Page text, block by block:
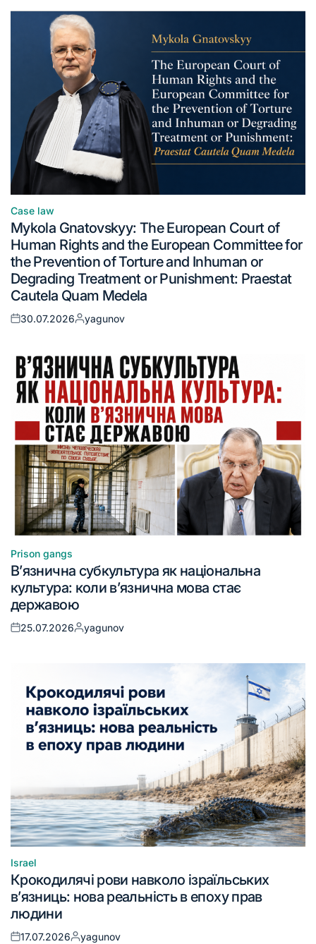
Case law
Mykola Gnatovskyy: The European Court of
Human Rights and the European Committee for
the Prevention of Torture and Inhuman or
Degrading Treatment or Punishment: Praestat
Cautela Quam Medela
30.07.2026 yagunov
Prison gangs
В’язнична субкультура як національна
культура: коли в’язнична мова стає
державою
25.07.2026 yagunov
Israel
Крокодилячі рови навколо ізраїльських
в’язниць: нова реальність в епоху прав
людини
17.07.2026 yagunov